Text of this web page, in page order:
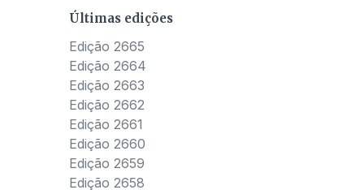
Últimas edições
Edição 2665
Edição 2664
Edição 2663
Edição 2662
Edição 2661
Edição 2660
Edição 2659
Edição 2658